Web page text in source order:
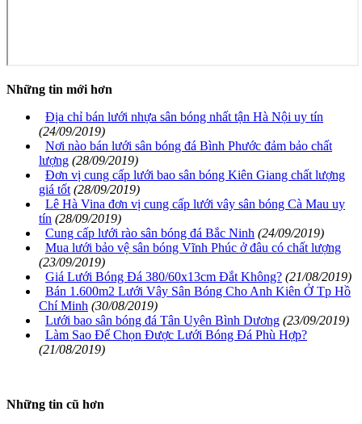
Những tin mới hơn
Địa chỉ bán lưới nhựa sân bóng nhất tận Hà Nội uy tín
(24/09/2019)
Nơi nào bán lưới sân bóng đá Bình Phước đảm bảo chất
lượng (28/09/2019)
Đơn vị cung cấp lưới bao sân bóng Kiên Giang chất lượng
giá tốt (28/09/2019)
Lê Hà Vina đơn vị cung cấp lưới vây sân bóng Cà Mau uy
tín (28/09/2019)
Cung cấp lưới rào sân bóng đá Bắc Ninh (24/09/2019)
Mua lưới bảo vệ sân bóng Vĩnh Phúc ở đâu có chất lượng
(23/09/2019)
Giá Lưới Bóng Đá 380/60x13cm Đắt Không? (21/08/2019)
Bán 1.600m2 Lưới Vây Sân Bóng Cho Anh Kiên Ở Tp Hồ
Chí Minh (30/08/2019)
Lưới bao sân bóng đá Tân Uyên Bình Dương (23/09/2019)
Làm Sao Để Chọn Được Lưới Bóng Đá Phù Hợp?
(21/08/2019)
Những tin cũ hơn